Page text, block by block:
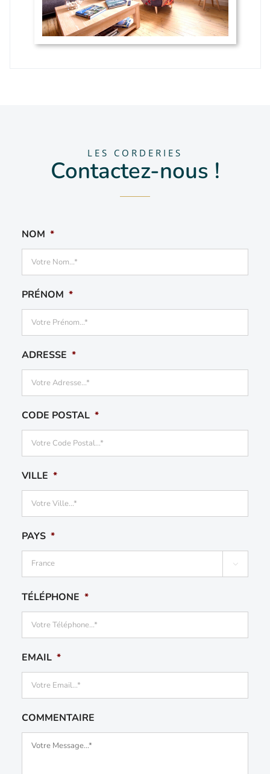
LES CORDERIES
Contactez-nous !
NOM *
PRÉNOM *
ADRESSE *
CODE POSTAL *
VILLE *
PAYS *

TÉLÉPHONE *
EMAIL *
COMMENTAIRE